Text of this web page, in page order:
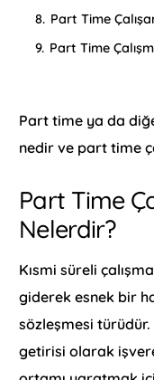
8. Part Time
9. Part Time
Part time ya da
nedir ve part time
Part Time
Nelerdir?
Kısmi süreli
giderek esnek bir
sözleşmesi
getirisi olarak